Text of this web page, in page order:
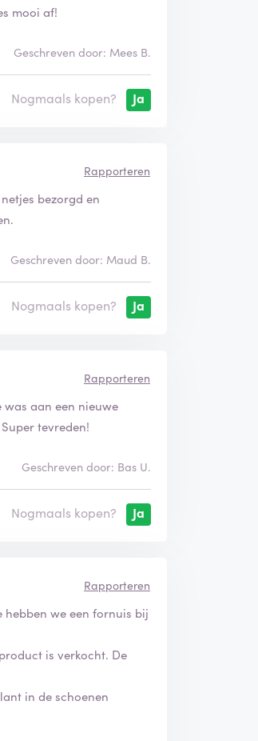
mooi af!
Geschreven door: Mees B.
Nogmaals kopen? Ja
Rapporteren
bezorgd en
Geschreven door: Maud B.
Nogmaals kopen? Ja
Rapporteren
aan een nieuwe
tevreden!
Geschreven door: Bas U.
Nogmaals kopen? Ja
Rapporteren
hebben we een fornuis bij
is verkocht. De
in de schoenen